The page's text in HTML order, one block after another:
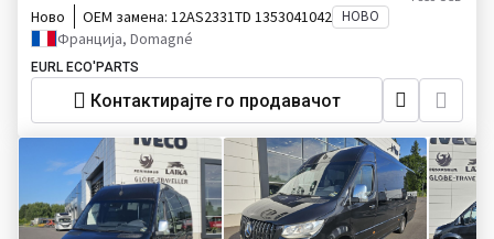
Ново ОЕМ замена: 12AS2331TD 1353041042 НОВО
Франција, Domagné
EURL ECO'PARTS
Контактирајте го продавачот